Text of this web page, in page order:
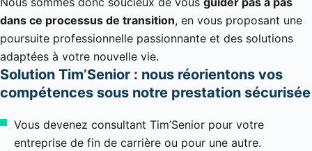
dans ce processus de transition, en vous proposant une
poursuite professionnelle passionnante et des solutions
adaptées à votre nouvelle vie.
Solution Tim’Senior : nous réorientons vos
compétences sous notre prestation sécurisée
Vous devenez consultant Tim’Senior pour votre
entreprise de fin de carrière ou pour une autre.